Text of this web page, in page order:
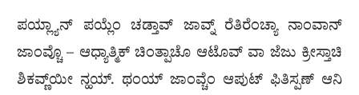
ಪಯ್ಲ್ಯಾನ್ ಪಯ್ಲೆಂ ಚಡ್ತಾವ್ ಜಾವ್ನ್ ರೆತಿರೆಂಚ್ಯಾ ನಾಂವಾನ್
ಜಾಂವ್ಚೊ – ಆಧ್ಯಾತ್ಮಿಕ್ ಚಿಂತ್ಪಾಚೊ ಆಟೊವ್ ವಾ ಜೆಜು ಕ್ರೀಸ್ತಾಚಿ
ಶಿಕವ್ಣ್‌ಯೀ ನ್ಹಯ್. ಥಂಯ್ ಜಾಂವ್ಚೆಂ ಆಪುಟ್ ಫಿತಿಸ್ಪಣ್ ಆನಿ